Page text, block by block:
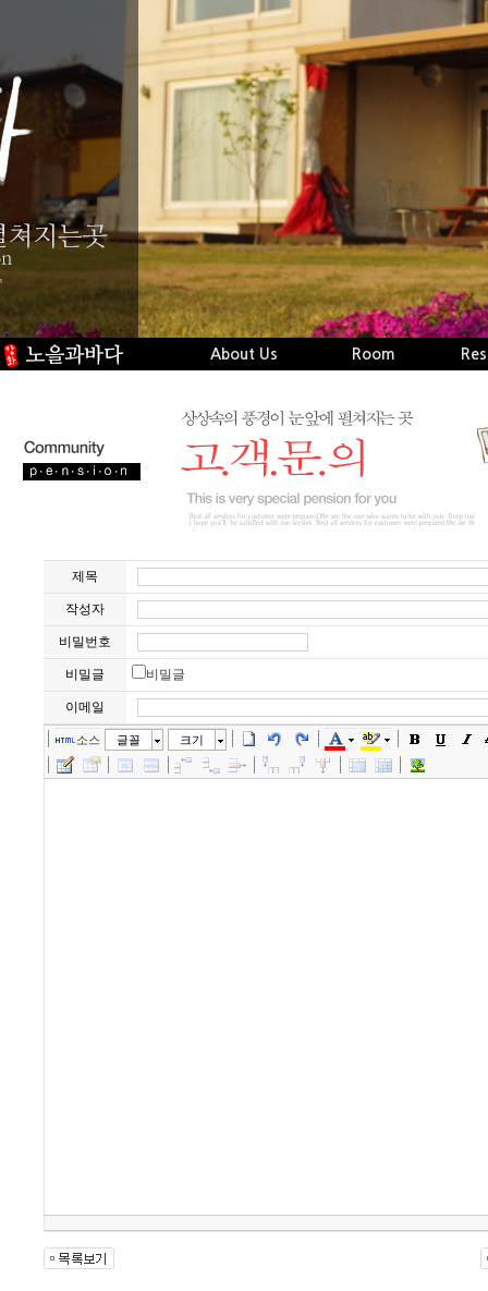
About Us
Naverblog
Facebook
Room
객실보기
제목
작성자
비밀번호
비밀글 비밀글
이메일
소스 글꼴 크기